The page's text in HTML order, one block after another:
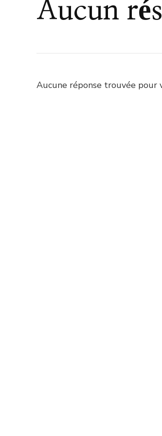
Aucun
Aucune réponse trouvée pour